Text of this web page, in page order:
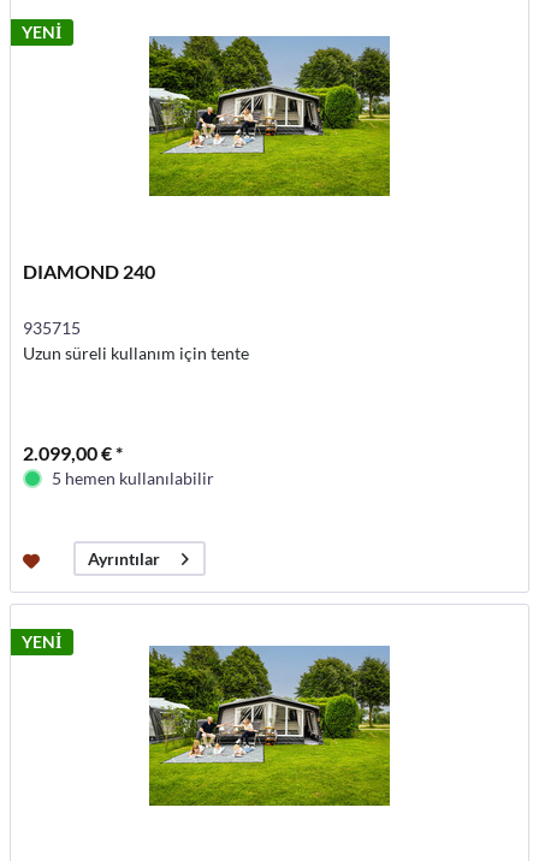
YENİ
DIAMOND 240
935715
Uzun süreli kullanım için tente
2.099,00 € *
5 hemen kullanılabilir
Ayrıntılar
YENİ